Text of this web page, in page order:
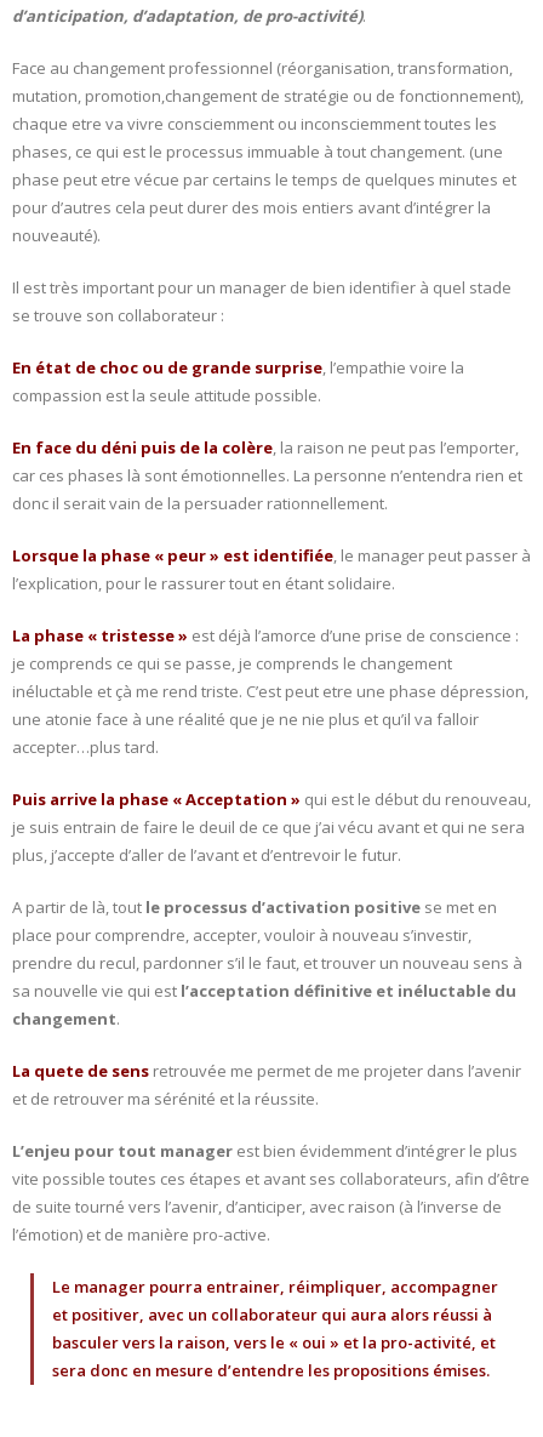
d’anticipation, d’adaptation, de pro-activité).
Face au changement professionnel (réorganisation, transformation,
mutation, promotion,changement de stratégie ou de fonctionnement),
chaque etre va vivre consciemment ou inconsciemment toutes les
phases, ce qui est le processus immuable à tout changement. (une
phase peut etre vécue par certains le temps de quelques minutes et
pour d’autres cela peut durer des mois entiers avant d’intégrer la
nouveauté).
Il est très important pour un manager de bien identifier à quel stade
se trouve son collaborateur :
En état de choc ou de grande surprise, l’empathie voire la
compassion est la seule attitude possible.
En face du déni puis de la colère, la raison ne peut pas l’emporter,
car ces phases là sont émotionnelles. La personne n’entendra rien et
donc il serait vain de la persuader rationnellement.
Lorsque la phase « peur » est identifiée, le manager peut passer à
l’explication, pour le rassurer tout en étant solidaire.
La phase « tristesse » est déjà l’amorce d’une prise de conscience :
je comprends ce qui se passe, je comprends le changement
inéluctable et çà me rend triste. C’est peut etre une phase dépression,
une atonie face à une réalité que je ne nie plus et qu’il va falloir
accepter…plus tard.
Puis arrive la phase « Acceptation » qui est le début du renouveau,
je suis entrain de faire le deuil de ce que j’ai vécu avant et qui ne sera
plus, j’accepte d’aller de l’avant et d’entrevoir le futur.
A partir de là, tout le processus d’activation positive se met en
place pour comprendre, accepter, vouloir à nouveau s’investir,
prendre du recul, pardonner s’il le faut, et trouver un nouveau sens à
sa nouvelle vie qui est l’acceptation définitive et inéluctable du
changement.
La quete de sens retrouvée me permet de me projeter dans l’avenir
et de retrouver ma sérénité et la réussite.
L’enjeu pour tout manager est bien évidemment d’intégrer le plus
vite possible toutes ces étapes et avant ses collaborateurs, afin d’être
de suite tourné vers l’avenir, d’anticiper, avec raison (à l’inverse de
l’émotion) et de manière pro-active.
Le manager pourra entrainer, réimpliquer, accompagner
et positiver, avec un collaborateur qui aura alors réussi à
basculer vers la raison, vers le « oui » et la pro-activité, et
sera donc en mesure d’entendre les propositions émises.